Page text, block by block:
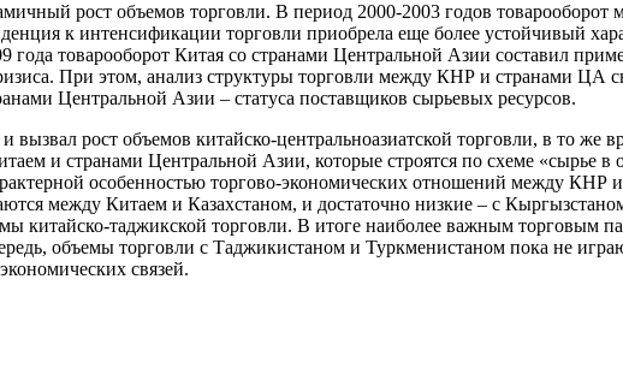
рост объемов торговли. В период 2000-2003 годов
к интенсификации торговли приобрела еще более устойчивый
года товарооборот Китая со странами Центральной Азии составил
При этом, анализ структуры торговли между КНР и странами ЦА
Центральной Азии – статуса поставщиков сырьевых ресурсов.
вызвал рост объемов китайско-центральноазиатской торговли, в то
и странами Центральной Азии, которые строятся по схеме «сырье
особенностью торгово-экономических отношений между КНР
между Китаем и Казахстаном, и достаточно низкие – с
китайско-таджикской торговли. В итоге наиболее важным торговым
объемы торговли с Таджикистаном и Туркменистаном пока не
связей.